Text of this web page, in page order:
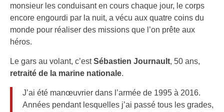
monsieur les conduisant en cours chaque jour, le corps
encore engourdi par la nuit, a vécu aux quatre coins du
monde pour réaliser des missions que l’on prête aux
héros.
Le gars au volant, c’estSébastien Journault, 50 ans,
retraité de la marine nationale.
J’ai été manœuvrier dans l’armée de 1995 à 2016.
Années pendant lesquelles j’ai passé tous les grades,